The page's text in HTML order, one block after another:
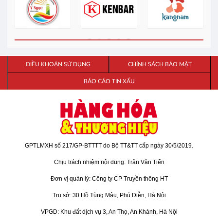
ĐIỀU KHOẢN SỬ DỤNG CHÍNH SÁCH BẢO MẬT
BÁO CÁO TIN XẤU
GPTLMXH số 217/GP-BTTTT do Bộ TT&TT cấp ngày 30/5/2019.
Chịu trách nhiệm nội dung: Trần Văn Tiến
Đơn vị quản lý: Công ty CP Truyền thông HT
Trụ sở: 30 Hồ Tùng Mậu, Phú Diễn, Hà Nội
VPGD: Khu đất dịch vụ 3, An Thọ, An Khánh, Hà Nội